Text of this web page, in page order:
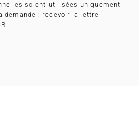
soient utilisées uniquement
demande : recevoir la lettre